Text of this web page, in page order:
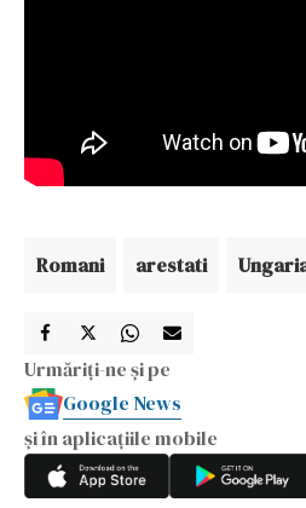
Romani arestati
Urmăriți-ne și pe
Google News
și în aplicațiile mobile